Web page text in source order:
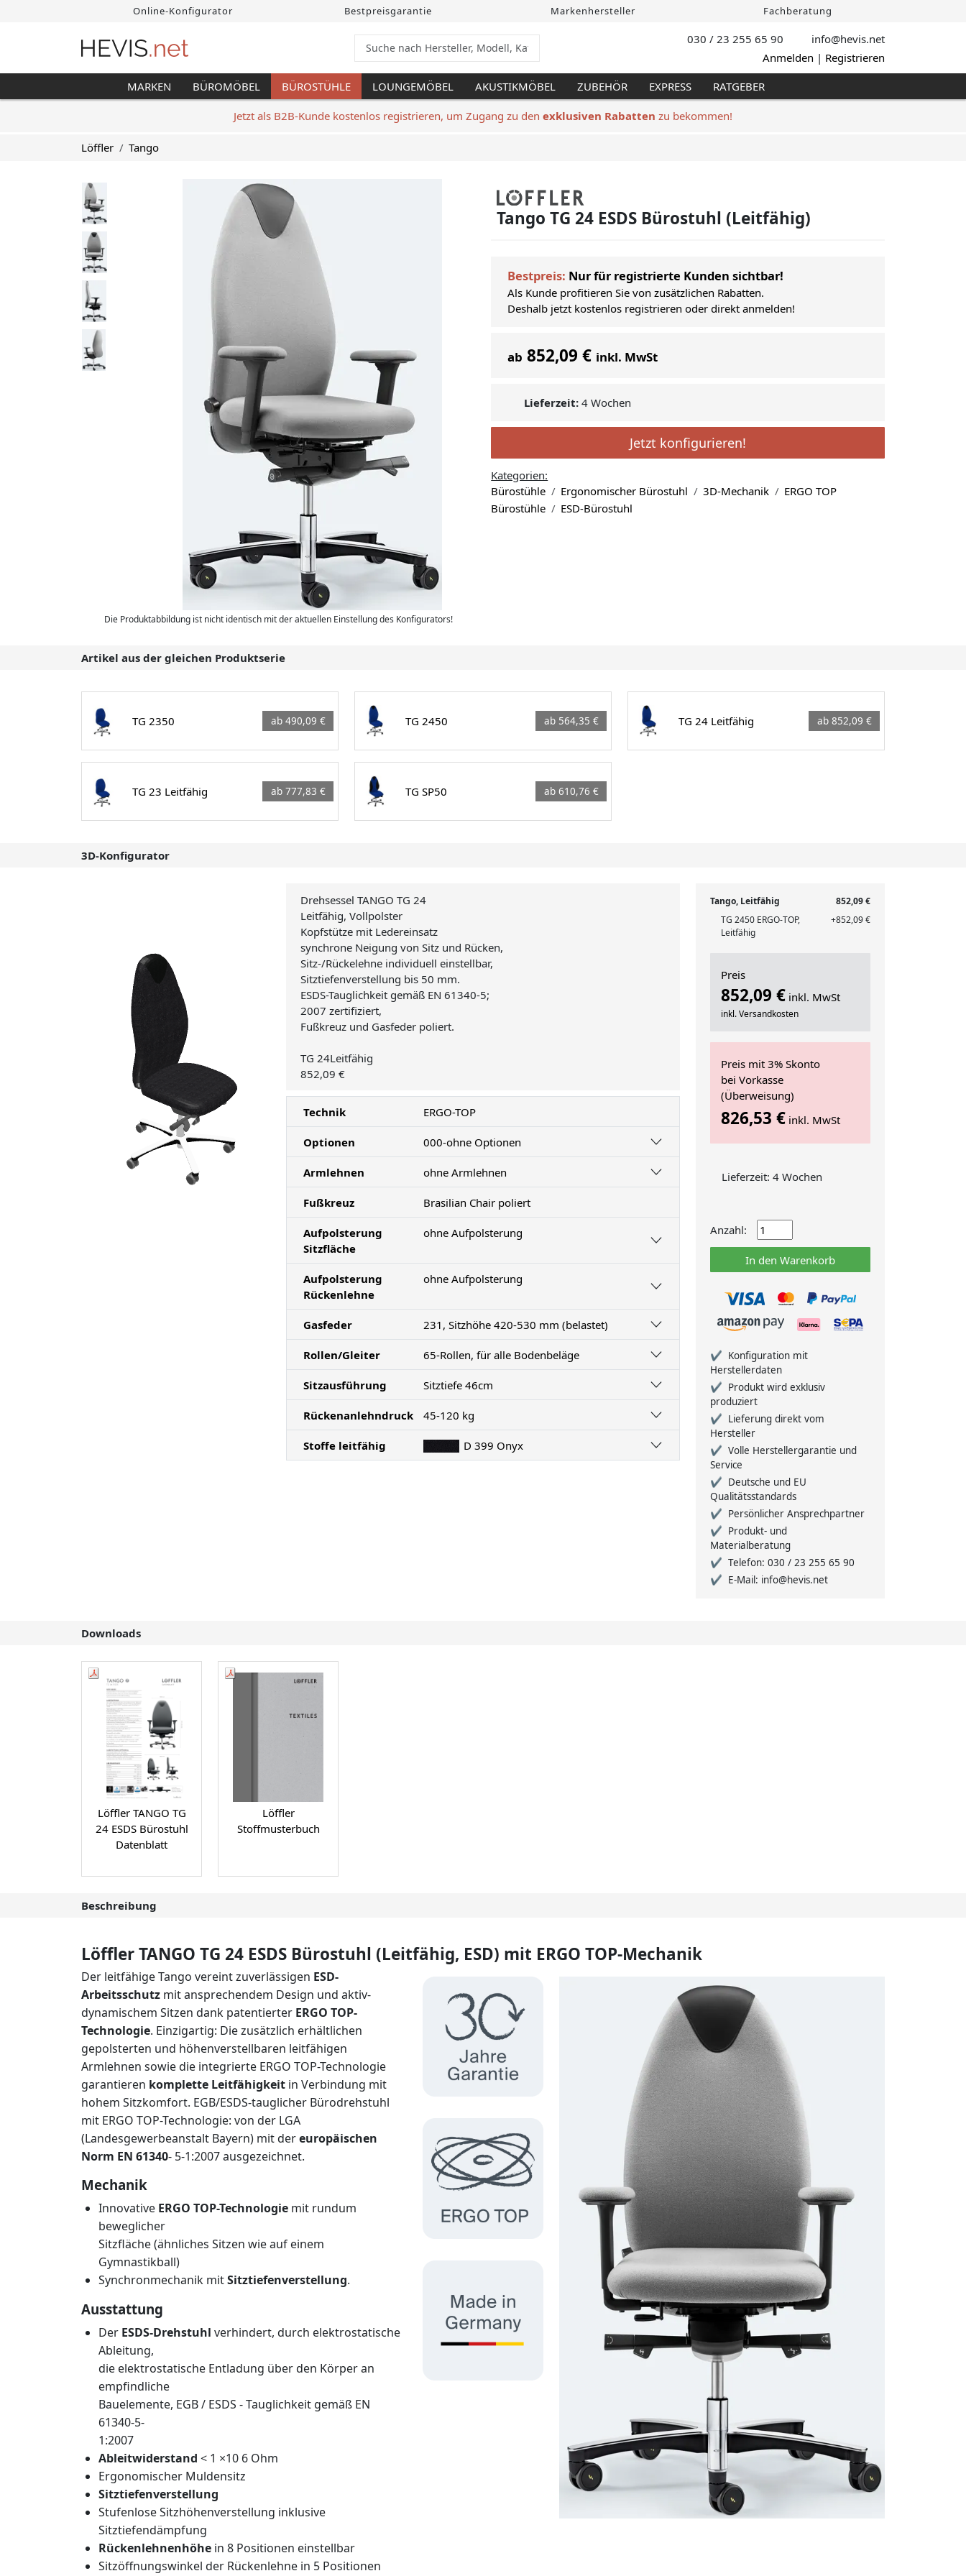
Online-Konfigurator Bestpreisgarantie Markenhersteller Fachberatung
030 / 23 255 65 90 info@hevis.net
Anmelden | Registrieren
MARKEN BÜROMÖBEL BÜROSTÜHLE LOUNGEMÖBEL AKUSTIKMÖBEL ZUBEHÖR EXPRESS RATGEBER
Jetzt als B2B-Kunde kostenlos registrieren, um Zugang zu den exklusiven Rabatten zu bekommen!
Löffler Tango
Die Produktabbildung ist nicht identisch mit der aktuellen Einstellung des Konfigurators!
Tango TG 24 ESDS Bürostuhl (Leitfähig)
Bestpreis: Nur für registrierte Kunden sichtbar!
Als Kunde profitieren Sie von zusätzlichen Rabatten.
Deshalb jetzt kostenlos registrieren oder direkt anmelden!
ab 852,09 € inkl. MwSt
Lieferzeit: 4 Wochen
Jetzt konfigurieren!
Kategorien:
Bürostühle
Ergonomischer Bürostuhl 3D-Mechanik
ERGO TOP
Bürostühle
ESD-Bürostuhl
Artikel aus der gleichen Produktserie
TG 2350 ab 490,09 € TG 2450 ab 564,35 € TG 24 Leitfähig ab 852,09 €
TG 23 Leitfähig ab 777,83 € TG SP50 ab 610,76 €
3D-Konfigurator
Drehsessel TANGO TG 24
Leitfähig, Vollpolster
Kopfstütze mit Ledereinsatz
synchrone Neigung von Sitz und Rücken,
Sitz-/Rückelehne individuell einstellbar,
Sitztiefenverstellung bis 50 mm.
ESDS-Tauglichkeit gemäß EN 61340-5;
2007 zertifiziert,
Fußkreuz und Gasfeder poliert.
TG 24Leitfähig
852,09 €
Technik ERGO-TOP
Optionen 000-ohne Optionen
Armlehnen ohne Armlehnen
Fußkreuz Brasilian Chair poliert
Aufpolsterung
Sitzfläche
ohne Aufpolsterung
Aufpolsterung
Rückenlehne
ohne Aufpolsterung
Gasfeder 231, Sitzhöhe 420-530 mm (belastet)
Rollen/Gleiter 65-Rollen, für alle Bodenbeläge
Sitzausführung Sitztiefe 46cm
Rückenanlehndruck 45-120 kg
Stoffe leitfähig D 399 Onyx
Tango, Leitfähig
852,09 €
TG 2450 ERGO-TOP,
Leitfähig
+852,09 €
Preis
852,09 € inkl. MwSt
inkl. Versandkosten
Preis mit 3% Skonto
bei Vorkasse
(Überweisung)
826,53 € inkl. MwSt
Lieferzeit: 4 Wochen
Anzahl:
In den Warenkorb
Konfiguration mit
Herstellerdaten
Produkt wird exklusiv
produziert
Lieferung direkt vom
Hersteller
Volle Herstellergarantie und
Service
Deutsche und EU
Qualitätsstandards
Persönlicher Ansprechpartner
Produkt- und
Materialberatung
Telefon: 030 / 23 255 65 90
E-Mail: info@hevis.net
Downloads
Löffler TANGO TG
24 ESDS Bürostuhl
Datenblatt
Löffler
Stoffmusterbuch
Beschreibung
Löffler TANGO TG 24 ESDS Bürostuhl (Leitfähig, ESD) mit ERGO TOP-Mechanik
Der leitfähige Tango vereint zuverlässigen ESD-
Arbeitsschutz mit ansprechendem Design und aktiv-
dynamischem Sitzen dank patentierter ERGO TOP-
Technologie. Einzigartig: Die zusätzlich erhältlichen
gepolsterten und höhenverstellbaren leitfähigen
Armlehnen sowie die integrierte ERGO TOP-Technologie
garantieren komplette Leitfähigkeit in Verbindung mit
hohem Sitzkomfort. EGB/ESDS-tauglicher Bürodrehstuhl
mit ERGO TOP-Technologie: von der LGA
(Landesgewerbeanstalt Bayern) mit dereuropäischen
Norm EN 61340- 5-1:2007 ausgezeichnet.
Mechanik
Innovative ERGO TOP-Technologie mit rundum
beweglicher
Sitzfläche (ähnliches Sitzen wie auf einem
Gymnastikball)
Synchronmechanik mitSitztiefenverstellung.
Ausstattung
Der ESDS-Drehstuhl verhindert, durch elektrostatische
Ableitung,
die elektrostatische Entladung über den Körper an
empfindliche
Bauelemente, EGB / ESDS - Tauglichkeit gemäß EN
61340-5-
1:2007
Ableitwiderstand< 1 ×10 6 Ohm
Ergonomischer Muldensitz
Sitztiefenverstellung
Stufenlose Sitzhöhenverstellung inklusive
Sitztiefendämpfung
Rückenlehnenhöhe in 8 Positionen einstellbar
Sitzöffnungswinkel der Rückenlehne in 5 Positionen